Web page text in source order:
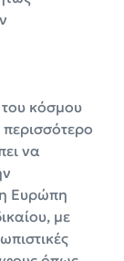
κόσμου
να
Ευρώπη
με